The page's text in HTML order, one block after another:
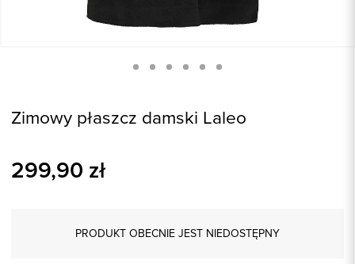
Zimowy płaszcz damski Laleo
299,90 zł
PRODUKT OBECNIE JEST NIEDOSTĘPNY